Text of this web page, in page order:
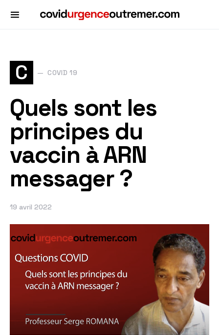
C COVID 19
Quels sont les
principes du
vaccin à ARN
messager ?
19 avril 2022